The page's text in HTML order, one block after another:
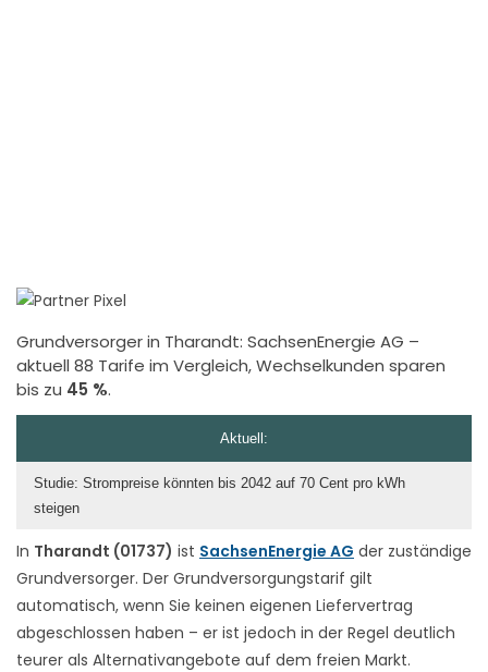
Grundversorger in Tharandt: SachsenEnergie AG –
aktuell 88 Tarife im Vergleich, Wechselkunden sparen
bis zu 45 %.
In Tharandt (01737) ist SachsenEnergie AG der zuständige
Grundversorger. Der Grundversorgungstarif gilt
automatisch, wenn Sie keinen eigenen Liefervertrag
abgeschlossen haben – er ist jedoch in der Regel deutlich
teurer als Alternativangebote auf dem freien Markt.
Aktuell:
Studie: Strompreise könnten bis 2042 auf 70 Cent pro kWh
steigen